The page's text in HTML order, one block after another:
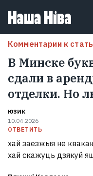
Комментарии к
В Минске
сдали в
отделки. Но
юзик
10.04.2026
ОТВЕТИТЬ
хай заезжыя не
хай скажуць дзякуй